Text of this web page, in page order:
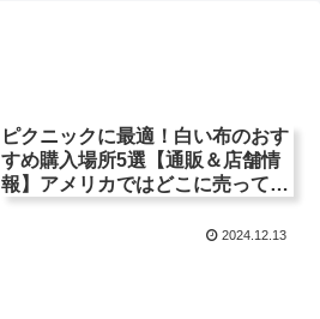
ピクニックに最適！白い布のおす
すめ購入場所5選【通販＆店舗情
報】アメリカではどこに売って
る？
2024.12.13